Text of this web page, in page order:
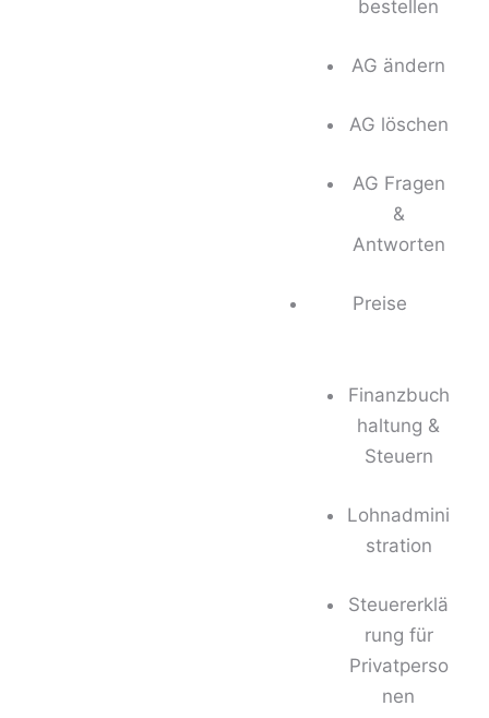
bestellen
AG ändern
AG löschen
AG Fragen
&
Antworten
Preise
Finanzbuch
haltung &
Steuern
Lohnadmini
stration
Steuererklä
rung für
Privatperso
nen